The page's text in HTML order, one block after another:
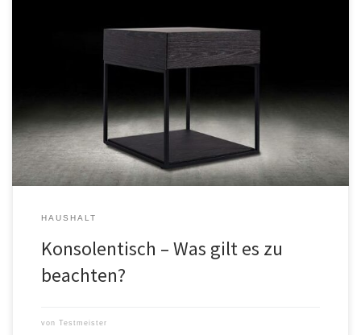
Ein Konsolentisch ist die perfekte Ergänzung für jeden Wohnraum,
denn er kann vielseitig eingesetzt werden. Doch bevor man sich
für einen Konsolentisch entscheidet, gibt es einige Dinge zu
kurzer, schmaler Tisch, der an eine Wand gelehnt oder an eine
Konsolle angebracht […]
HAUSHALT
Konsolentisch – Was gilt es zu
beachten?
von Testmeister